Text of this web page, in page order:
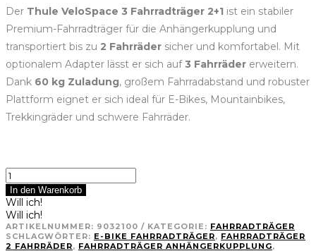
Der Thule VeloSpace 3 Fahrradträger 2+1 ist ein stabiler
Premium-Fahrradträger für die Anhängerkupplung und
transportiert bis zu 2 Fahrräder sicher und komfortabel. Mit
optionalem Adapter lässt er sich auf3 Fahrräder erweitern.
Dank 60 kg Zuladung, großem Fahrradabstand und robuster
Plattform eignet er sich ideal für E-Bikes, Mountainbikes,
Trekkingräder und schwere Fahrräder.
Thule
VeloSpace
3
Fahrradträger
Menge
In den Warenkorb
Will ich!
Will ich!
ARTIKELNUMMER: 9032100 KATEGORIE: FAHRRADTRÄGER
SCHLAGWÖRTER: E-BIKE FAHRRADTRÄGER, FAHRRADTRÄGER
2 FAHRRÄDER, FAHRRADTRÄGER ANHÄNGERKUPPLUNG,